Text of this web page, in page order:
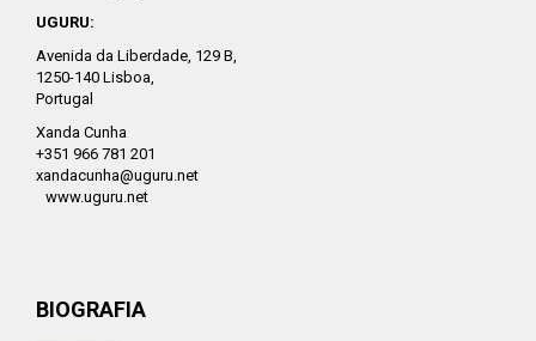
UGURU:
Avenida da Liberdade, 129 B,
1250-140 Lisboa,
Portugal
Xanda Cunha
+351 966 781 201
xandacunha@uguru.net
www.uguru.net
BIOGRAFIA